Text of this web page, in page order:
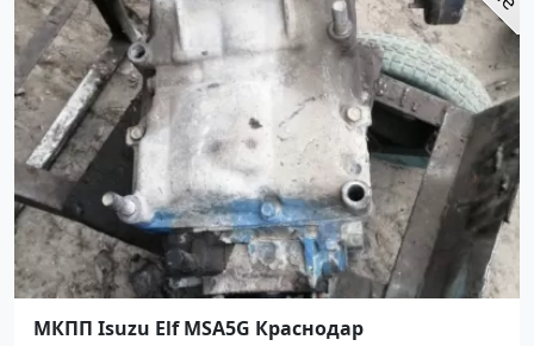
МКПП Isuzu Elf MSA5G Краснодар